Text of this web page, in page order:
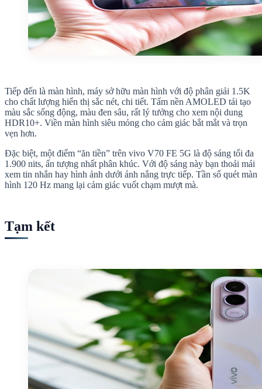
Tiếp đến là màn hình, máy sở hữu màn hình với độ phân giải 1.5K
cho chất lượng hiển thị sắc nét, chi tiết. Tấm nền AMOLED tái tạo
màu sắc sống động, màu đen sâu, rất lý tưởng cho xem nội dung
HDR10+. Viền màn hình siêu mỏng cho cảm giác bắt mắt và trọn
vẹn hơn.
Đặc biệt, một điểm “ăn tiền” trên vivo V70 FE 5G là độ sáng tối đa
1.900 nits, ấn tượng nhất phân khúc. Với độ sáng này bạn thoải mái
xem tin nhắn hay hình ảnh dưới ánh nắng trực tiếp. Tần số quét màn
hình 120 Hz mang lại cảm giác vuốt chạm mượt mà.
Tạm kết